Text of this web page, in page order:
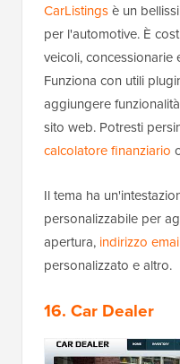
CarListingsè un
per l'automotive. È
veicoli,
Funziona con utili
aggiungere
sito web. Potresti
calcolatore finanziario
Il tema ha
personalizzabile per
apertura, indirizzo
personalizzato e altro.
16. Car Dealer